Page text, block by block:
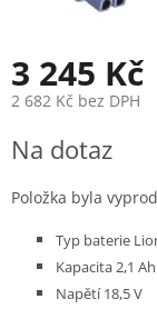
3 245 Kč
2 682 Kč bez DPH
cena:
Na dotaz
Položka byla
Typ baterie
Kapacita 2,1 Ah
Napětí 18,5 V